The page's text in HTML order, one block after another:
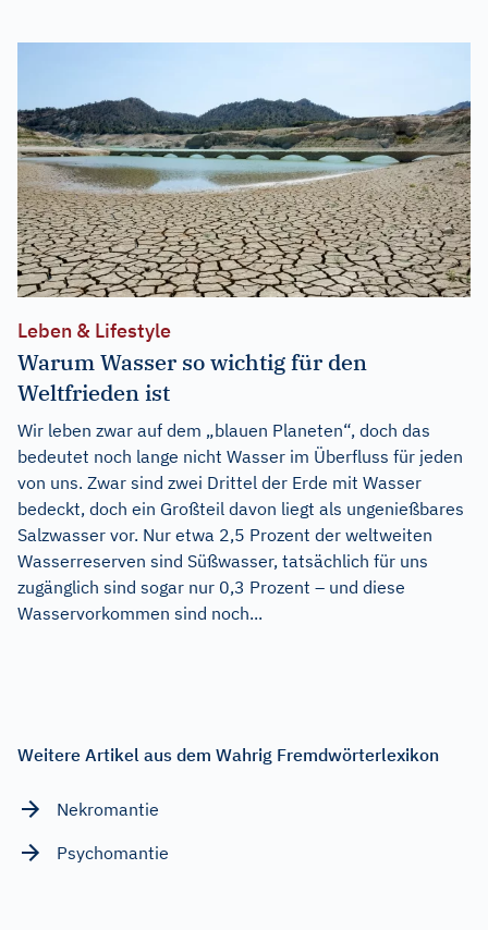
Leben & Lifestyle
Warum Wasser so wichtig für den
Weltfrieden ist
Wir leben zwar auf dem „blauen Planeten“, doch das
bedeutet noch lange nicht Wasser im Überfluss für jeden
von uns. Zwar sind zwei Drittel der Erde mit Wasser
bedeckt, doch ein Großteil davon liegt als ungenießbares
Salzwasser vor. Nur etwa 2,5 Prozent der weltweiten
Wasserreserven sind Süßwasser, tatsächlich für uns
zugänglich sind sogar nur 0,3 Prozent – und diese
Wasservorkommen sind noch...
Weitere Artikel aus dem Wahrig Fremdwörterlexikon
Nekromantie
Psychomantie